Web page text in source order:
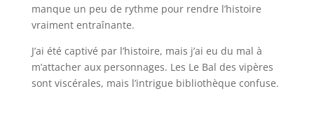
manque un peu de rythme pour rendre l’histoire
vraiment entraînante.
J’ai été captivé par l’histoire, mais j’ai eu du mal à
m’attacher aux personnages. Les Le Bal des vipères
sont viscérales, mais l’intrigue bibliothèque confuse.